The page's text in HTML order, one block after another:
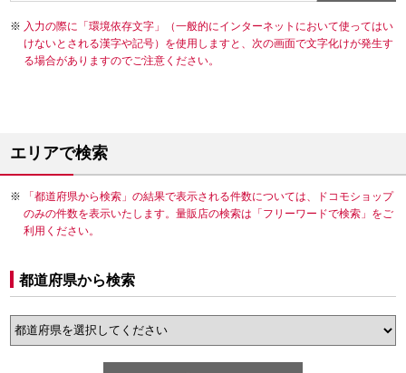
入力の際に「環境依存文字」（一般的にインターネットにおいて使ってはい
けないとされる漢字や記号）を使用しますと、次の画面で文字化けが発生す
る場合がありますのでご注意ください。
エリアで検索
「都道府県から検索」の結果で表示される件数については、ドコモショップ
のみの件数を表示いたします。量販店の検索は「フリーワードで検索」をご
利用ください。
都道府県から検索